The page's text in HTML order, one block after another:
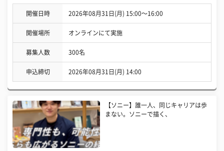
開催日時 2026年08月31日(月) 15:00〜16:00
開催場所 オンラインにて実施
募集人数 300名
申込締切 2026年08月31日(月) 14:00
【ソニー】誰一人、同じキャリアは歩
まない。ソニーで描く、